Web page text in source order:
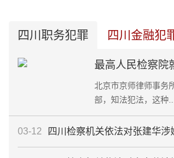
四川职务犯罪 四川金融犯
最高人民检察院
北京市京师律师事务
部，知法犯法，这种...
03-12 四川检察机关依法对张建华